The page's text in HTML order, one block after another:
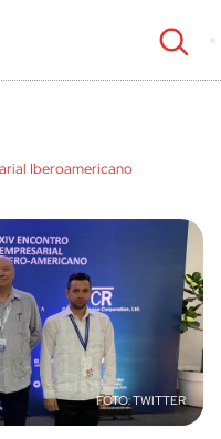
Iberoamericano
TWITTER